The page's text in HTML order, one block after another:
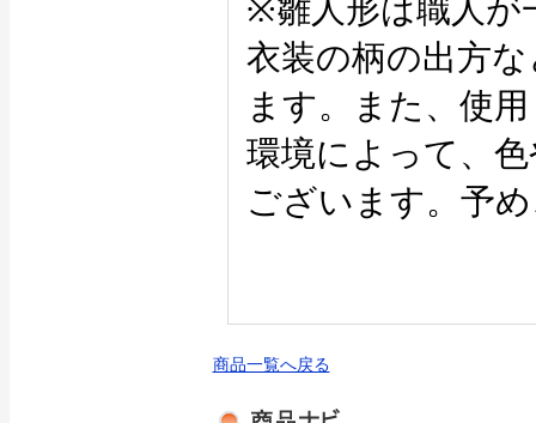
※雛人形は職人が
衣装の柄の出方
ます。また、使
環境によって、
ございます。予
商品一覧へ戻る